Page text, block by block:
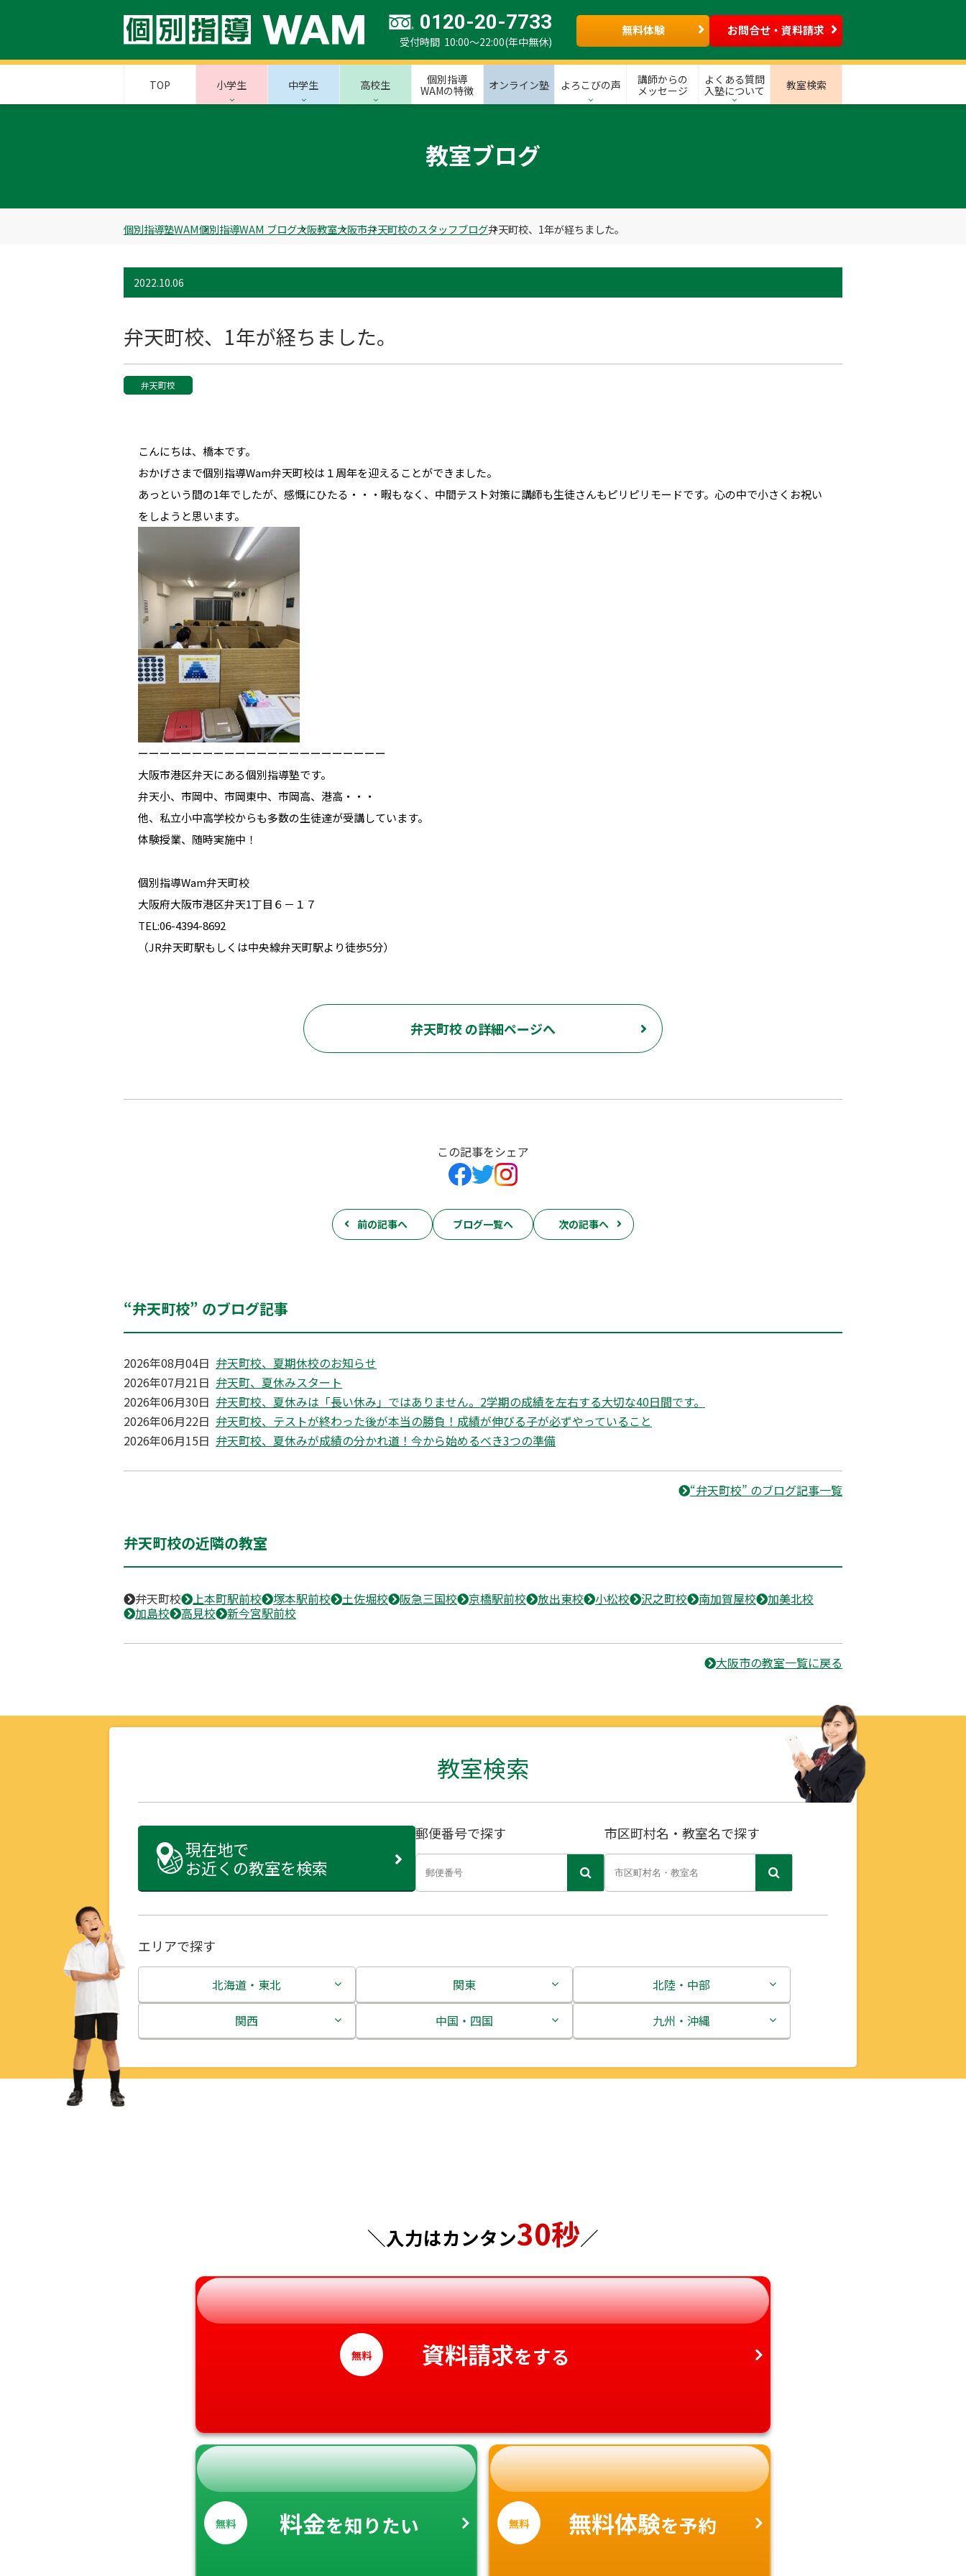
0120-20-7733
受付時間 10:00～22:00(年中無休)
無料体験 お問合せ・資料請求
TOP 小学生 中学生 高校生
個別指導
WAMの特徴
オンライン塾 よろこびの声
講師からの
メッセージ
よくある質問
入塾について
教室検索
教室ブログ
個別指導塾WAM個別指導WAM ブログ大阪教室大阪市弁天町校のスタッフブログ弁天町校、1年が経ちました。
2022.10.06
弁天町校、1年が経ちました。
弁天町校
こんにちは、橋本です。
おかげさまで個別指導Wam弁天町校は１周年を迎えることができました。
あっという間の1年でしたが、感慨にひたる・・・暇もなく、中間テスト対策に講師も生徒さんもピリピリモードです。心の中で小さくお祝い
をしようと思います。
ーーーーーーーーーーーーーーーーーーーーーーー
大阪市港区弁天にある個別指導塾です。
弁天小、市岡中、市岡東中、市岡高、港高・・・
他、私立小中高学校からも多数の生徒達が受講しています。
体験授業、随時実施中！
個別指導Wam弁天町校
大阪府大阪市港区弁天1丁目６－１７
TEL:06-4394-8692
（JR弁天町駅もしくは中央線弁天町駅より徒歩5分）
弁天町校 の詳細ページへ
この記事をシェア
前の記事へ ブログ一覧へ 次の記事へ
“弁天町校” のブログ記事
2026年08月04日 弁天町校、夏期休校のお知らせ
2026年07月21日 弁天町、夏休みスタート
2026年06月30日 弁天町校、夏休みは「長い休み」ではありません。2学期の成績を左右する大切な40日間です。
2026年06月22日 弁天町校、テストが終わった後が本当の勝負！成績が伸びる子が必ずやっていること
2026年06月15日 弁天町校、夏休みが成績の分かれ道！今から始めるべき3つの準備
“弁天町校” のブログ記事一覧
弁天町校の近隣の教室
弁天町校 上本町駅前校 塚本駅前校 土佐堀校 阪急三国校 京橋駅前校 放出東校 小松校 沢之町校 南加賀屋校
加美北校
加島校
高見校 新今宮駅前校
大阪市の教室一覧に戻る
教室検索
現在地で
お近くの教室を検索
郵便番号で探す 市区町村名・教室名で探す
エリアで探す
北海道・東北
北海道
関東
茨城県
神奈川県
北陸・中部
新潟県
愛知県
関西
中国・四国
徳島県
愛媛県
九州・沖縄
沖縄県
＼入力はカンタン30秒／
無料 資料請求をする
無料 料金を知りたい 無料 無料体験を予約